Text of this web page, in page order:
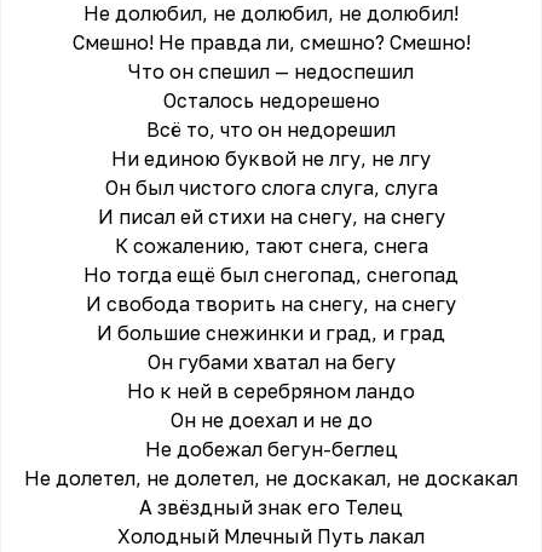
Не долюбил, не долюбил, не долюбил!
Смешно! Не правда ли, смешно? Смешно!
Что он спешил — недоспешил
Осталось недорешено
Всё то, что он недорешил
Ни единою буквой не лгу, не лгу
Он был чистого слога слуга, слуга
И писал ей стихи на снегу, на снегу
К сожалению, тают снега, снега
Но тогда ещё был снегопад, снегопад
И свобода творить на снегу, на снегу
И большие снежинки и град, и град
Он губами хватал на бегу
Но к ней в серебряном ландо
Он не доехал и не до
Не добежал бегун-беглец
Не долетел, не долетел, не доскакал, не доскакал
А звёздный знак его Телец
Холодный Млечный Путь лакал